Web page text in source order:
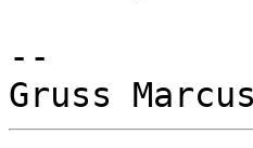
--